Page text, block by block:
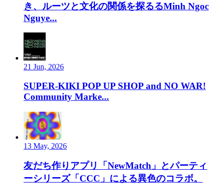
き、ルーツと文化の関係を探るるMinh Ngoc
Nguye...
21 Jun, 2026
SUPER-KIKI POP UP SHOP and NO WAR!
Community Marke...
13 May, 2026
友だち作りアプリ「NewMatch」とパーティ
ーシリーズ「CCC」による異色のコラボ。